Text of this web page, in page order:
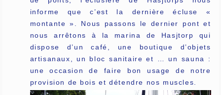
informe que c’est la dernière écluse «
montante ». Nous passons le dernier pont et
nous arrêtons à la marina de Hasjtorp qui
dispose d’un café, une boutique d’objets
artisanaux, un bloc sanitaire et … un sauna :
une occasion de faire bon usage de notre
provision de bois et détendre nos muscles.